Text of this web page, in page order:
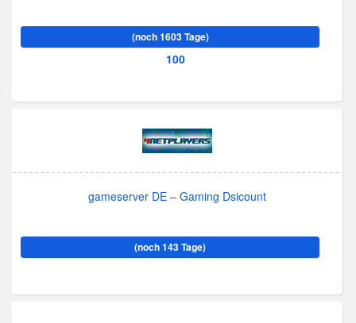
(noch 1603 Tage)
100
gameserver DE – Gaming Dsicount
(noch 143 Tage)